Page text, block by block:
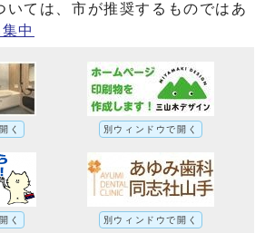
いては、市が推奨するものではあ
中
く 別ウィンドウで開く
く 別ウィンドウで開く